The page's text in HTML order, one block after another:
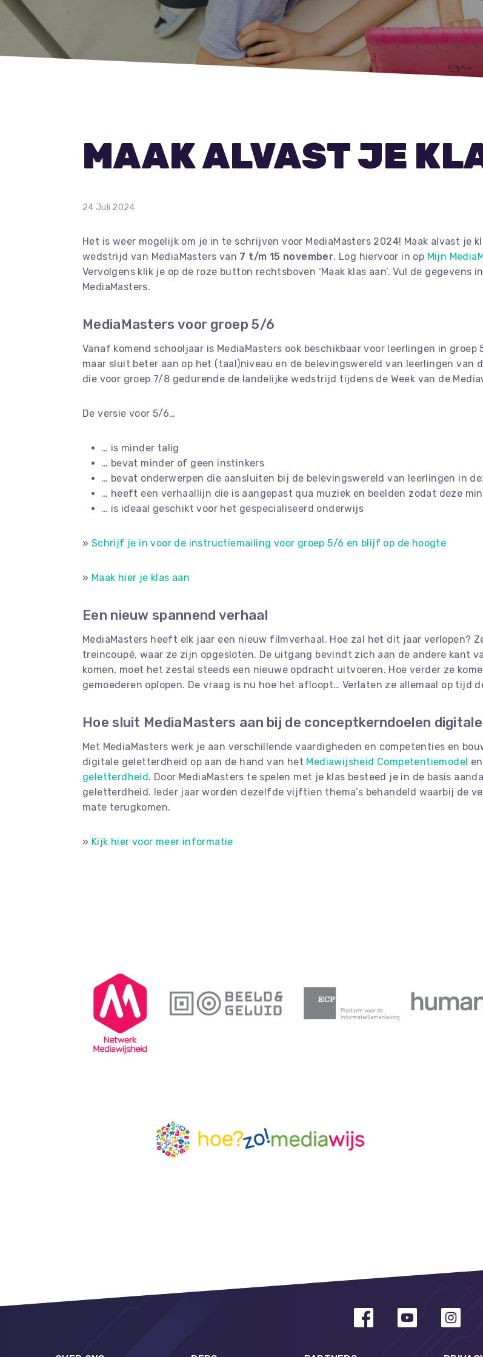
MAAK ALVAST JE
24 Juli 2024
Het is weer mogelijk om je in te schrijven voor MediaMasters 2024! Maak alvast je
wedstrijd van MediaMasters van 7 t/m 15 november. Log hiervoor in op Mijn
Vervolgens klik je op de roze button rechtsboven ‘Maak klas aan’. Vul de
MediaMasters.
MediaMasters voor groep 5/6
Vanaf komend schooljaar is MediaMasters ook beschikbaar voor leerlingen in
maar sluit beter aan op het (taal)niveau en de belevingswereld van leerlingen van
die voor groep 7/8 gedurende de landelijke wedstrijd tijdens de Week van de
De versie voor 5/6…
… is minder talig
… bevat minder of geen instinkers
… bevat onderwerpen die aansluiten bij de belevingswereld van leerlingen in
… heeft een verhaallijn die is aangepast qua muziek en beelden zodat deze
… is ideaal geschikt voor het gespecialiseerd onderwijs
» Schrijf je in voor de instructiemailing voor groep 5/6 en blijf op de hoogte
» Maak hier je klas aan
Een nieuw spannend verhaal
MediaMasters heeft elk jaar een nieuw filmverhaal. Hoe zal het dit jaar verlopen?
treincoupé, waar ze zijn opgesloten. De uitgang bevindt zich aan de andere kant
komen, moet het zestal steeds een nieuwe opdracht uitvoeren. Hoe verder ze
gemoederen oplopen. De vraag is nu hoe het afloopt… Verlaten ze allemaal op tijd
Hoe sluit MediaMasters aan bij de conceptkerndoelen
Met MediaMasters werk je aan verschillende vaardigheden en competenties en
digitale geletterdheid op aan de hand van het Mediawijsheid Competentiemodel
geletterdheid. Door MediaMasters te spelen met je klas besteed je in de basis
geletterdheid. Ieder jaar worden dezelfde vijftien thema’s behandeld waarbij de
mate terugkomen.
» Kijk hier voor meer informatie